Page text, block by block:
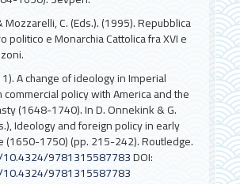
Mozzarelli, C. (Eds.). (1995). Repubblica
politico e Monarchia Cattolica fra XVI e
A change of ideology in Imperial
commercial policy with America and the
(1648-1740). In D. Onnekink & G.
Ideology and foreign policy in early
(1650-1750) (pp. 215-242). Routledge.
9781315587783DOI:
9781315587783